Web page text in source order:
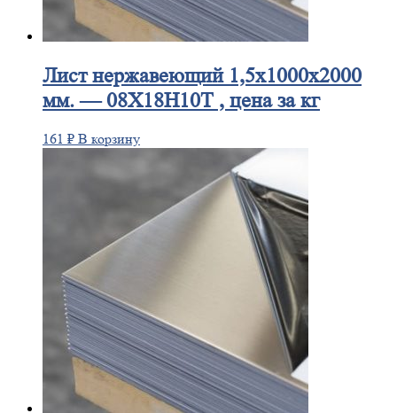
Листнержавеющий 1,5x1000x2000
мм. — 08Х18Н10Т , цена за кг
161 ₽ В корзину